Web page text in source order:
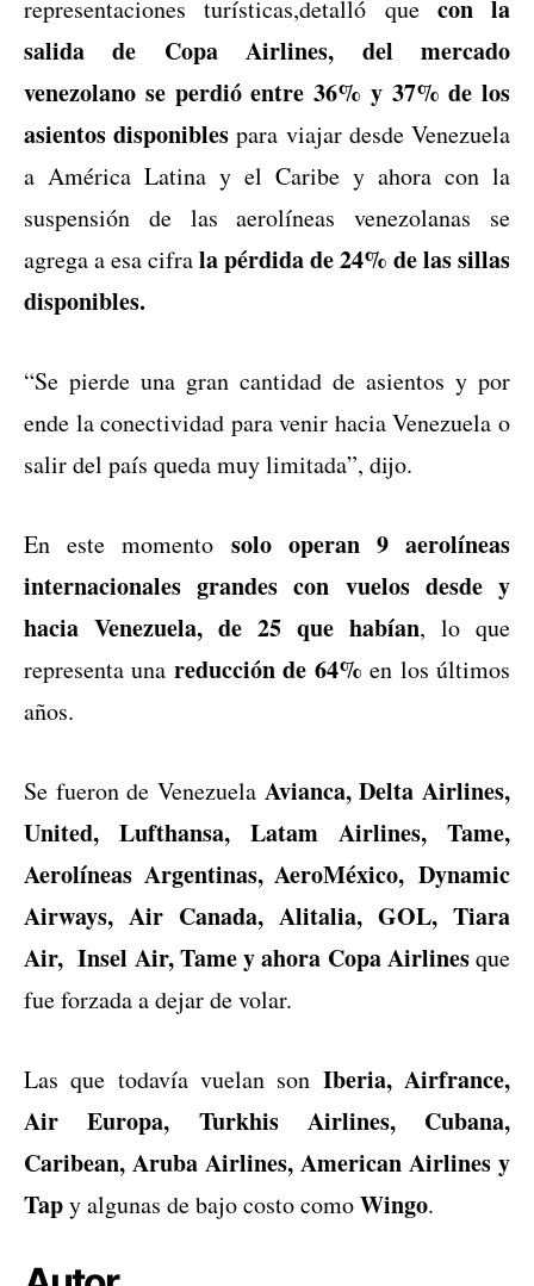
representaciones turísticas,detalló que con la
salida de Copa Airlines, del mercado
venezolano se perdió entre 36% y 37% de los
asientos disponibles para viajar desde Venezuela
a América Latina y el Caribe y ahora con la
suspensión de las aerolíneas venezolanas se
agrega a esa cifrala pérdida de 24% de las sillas
disponibles.
“Se pierde una gran cantidad de asientos y por
ende la conectividad para venir hacia Venezuela o
salir del país queda muy limitada”, dijo.
En este momento solo operan 9 aerolíneas
internacionales grandes con vuelos desde y
hacia Venezuela, de 25 que habían, lo que
representa una reducción de 64% en los últimos
años.
Se fueron de Venezuela Avianca, Delta Airlines,
United, Lufthansa, Latam Airlines, Tame,
Aerolíneas Argentinas, AeroMéxico, Dynamic
Airways, Air Canada, Alitalia, GOL, Tiara
Air, Insel Air, Tame y ahora Copa Airlinesque
fue forzada a dejar de volar.
Las que todavía vuelan son Iberia, Airfrance,
Air Europa, Turkhis Airlines, Cubana,
Caribean, Aruba Airlines, American Airlines y
Tapy algunas de bajo costo comoWingo.